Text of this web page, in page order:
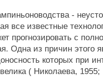
-
все известные
прогнозировать с
Одна из причин этого
которых при
( Николаева,